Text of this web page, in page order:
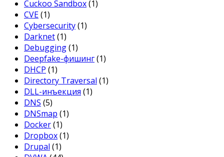
Cuckoo Sandbox(1)
CVE(1)
Cybersecurity(1)
Darknet(1)
Debugging(1)
Deepfake-фишинг(1)
DHCP (1)
Directory Traversal (1)
DLL-инъекция (1)
DNS (5)
DNSmap (1)
Docker(1)
Dropbox(1)
Drupal (1)